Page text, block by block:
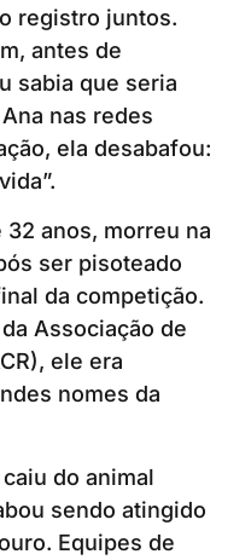
registro juntos.
antes de
sabia que seria
nas redes
ela desabafou:
anos, morreu na
ser pisoteado
da competição.
Associação de
ele era
nomes da
do animal
sendo atingido
Equipes de